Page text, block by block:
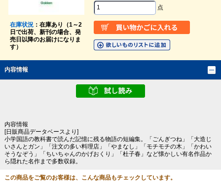
在庫状況：在庫あり（1～2
日で出荷、新刊の場合、発
売日以降のお届けになりま
す）
点
内容情報
内容情報
[日販商品データベースより]
小学国語の教科書で読んだ記憶に残る物語の短編集。「ごんぎつね」「大造じ
いさんとガン」「注文の多い料理店」「やまなし」「モチモチの木」「かわい
そうなぞう」「ちいちゃんのかげおくり」「杜子春」など懐かしい有名作品か
ら隠れた名作まで多数収録。
この商品をご覧のお客様は、こんな商品もチェックしています。